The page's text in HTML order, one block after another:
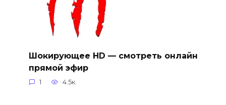
Шокирующее HD — смотреть онлайн
прямой эфир
1 4.5к.